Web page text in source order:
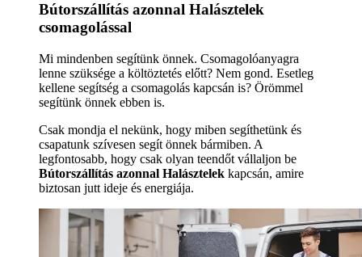
Bútorszállítás azonnal Halásztelek
csomagolással
Mi mindenben segítünk önnek. Csomagolóanyagra
lenne szüksége a költöztetés előtt? Nem gond. Esetleg
kellene segítség a csomagolás kapcsán is? Örömmel
segítünk önnek ebben is.
Csak mondja el nekünk, hogy miben segíthetünk és
csapatunk szívesen segít önnek bármiben. A
legfontosabb, hogy csak olyan teendőt vállaljon be
Bútorszállítás azonnal Halásztelek kapcsán, amire
biztosan jutt ideje és energiája.